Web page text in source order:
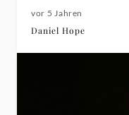
vor 5 Jahren
Daniel Hope